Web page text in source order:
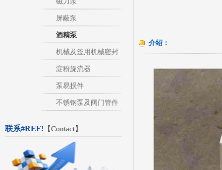
屏蔽泵
酒精泵
机械及釜用机械密封
淀粉旋流器
泵易损件
不锈钢泵及阀门管件
联系#REF! 【Contact】
介绍：